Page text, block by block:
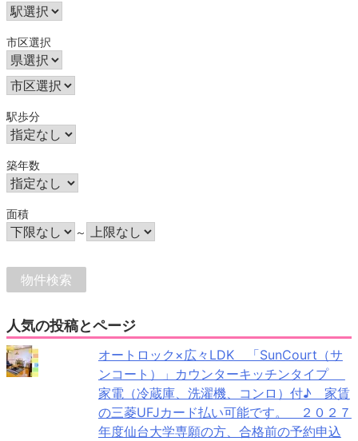
市区選択
駅歩分
築年数
面積
～
人気の投稿とページ
オートロック×広々LDK 「SunCourt（サ
ンコート）」カウンターキッチンタイプ
家電（冷蔵庫、洗濯機、コンロ）付♪ 家賃
の三菱UFJカード払い可能です。 ２０２７
年度仙台大学専願の方、合格前の予約申込